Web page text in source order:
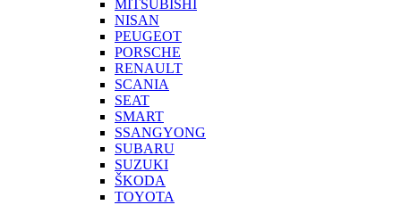
MITSUBISHI
NISAN
PEUGEOT
PORSCHE
RENAULT
SCANIA
SEAT
SMART
SSANGYONG
SUBARU
SUZUKI
ŠKODA
TOYOTA